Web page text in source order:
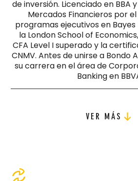
de inversión. Licenciado en BBA
Mercados Financieros por
programas ejecutivos en Bayes
la London School of
CFA Level I superado y la
CNMV. Antes de unirse a Bondo
su carrera en el área de
Banking en
VER MÁS